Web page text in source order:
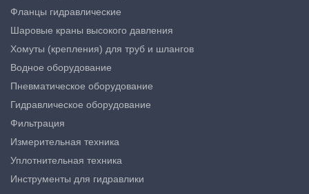
Фланцы гидравлические
Шаровые краны высокого давления
Хомуты (крепления) для труб и шлангов
Водное оборудование
Пневматическое оборудование
Гидравлическое оборудование
Фильтрация
Измерительная техника
Уплотнительная техника
Инструменты для гидравлики